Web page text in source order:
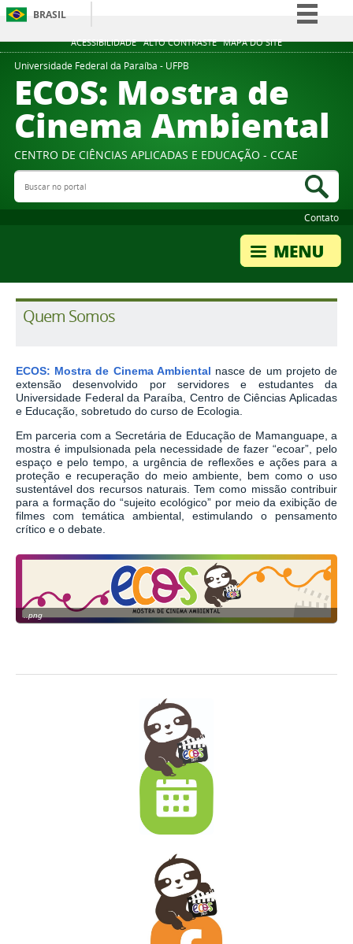
ACESSIBILIDADE ALTO CONTRASTE MAPA DO SITE
BRASIL
Simplifique!
Participe
Acesso à informação
Legislação
Canais
Universidade Federal da Paraíba - UFPB
ECOS: Mostra de
Cinema Ambiental
CENTRO DE CIÊNCIAS APLICADAS E EDUCAÇÃO - CCAE
Buscar no portal
Contato
Quem Somos
ECOS: Mostra de Cinema Ambiental nasce de um projeto de
extensão desenvolvido por servidores e estudantes da
Universidade Federal da Paraíba, Centro de Ciências Aplicadas
e Educação, sobretudo do curso de Ecologia.
Em parceria com a Secretária de Educação de Mamanguape, a
mostra é impulsionada pela necessidade de fazer “ecoar”, pelo
espaço e pelo tempo, a urgência de reflexões e ações para a
proteção e recuperação do meio ambiente, bem como o uso
sustentável dos recursos naturais. Tem como missão contribuir
para a formação do “sujeito ecológico” por meio da exibição de
filmes com temática ambiental, estimulando o pensamento
crítico e o debate.
..png